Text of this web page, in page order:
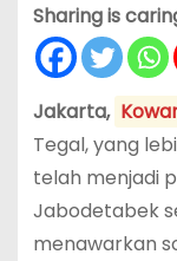
Sharing is
Jakarta,
Tegal, yang
telah menjadi
Jabodetabek
menawarkan